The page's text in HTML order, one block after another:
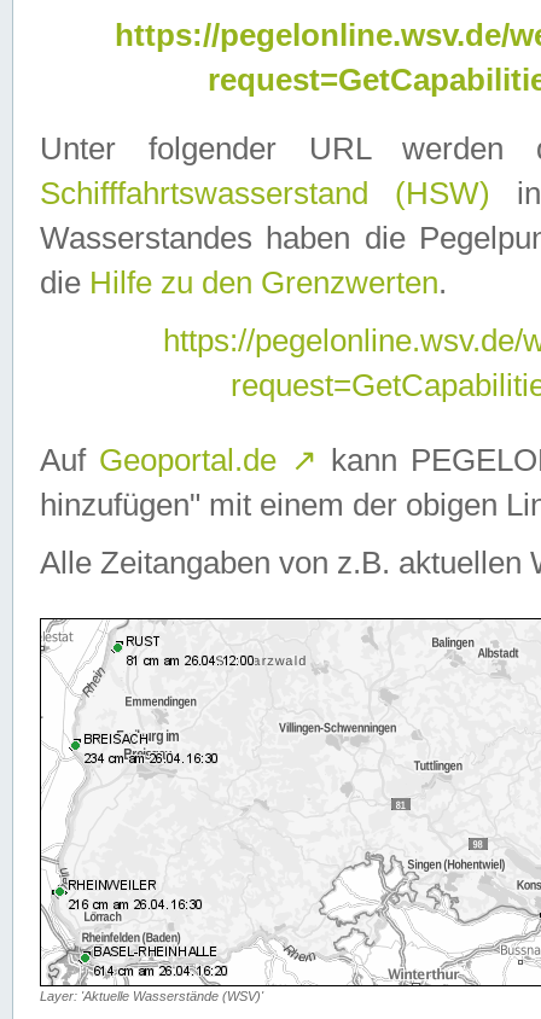
https://pegelonline.wsv.de/
Unter folgender URL
Schifffahrtswasserstand (HSW)
Wasserstandes haben die
die Hilfe zu den Grenzwerten.
https://
Auf Geoportal.de ↗ kann
hinzufügen" mit einem der obigen
Alle Zeitangaben von z.B. aktuellen
Layer: 'Aktuelle Wasserstände (WSV)'